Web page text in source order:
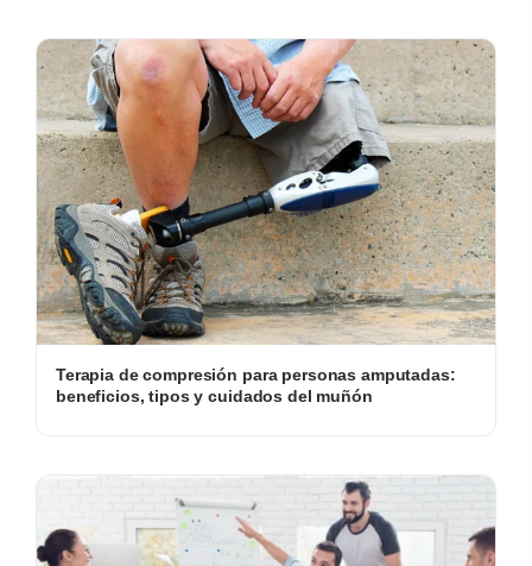
Terapia de compresión para personas amputadas:
beneficios, tipos y cuidados del muñón